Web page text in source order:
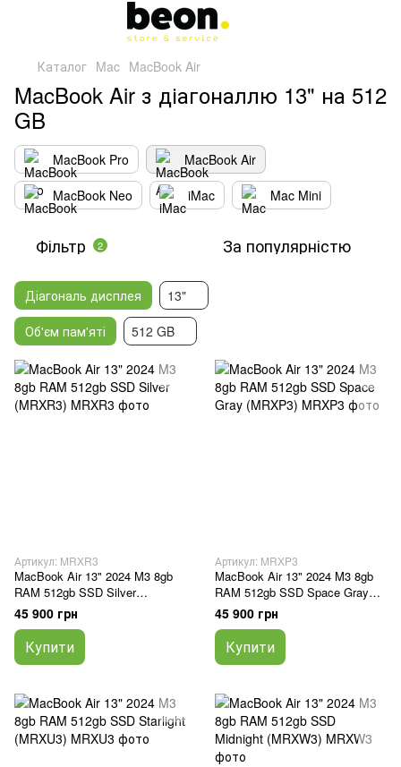
Каталог Mac MacBook Air
MacBook Air з діагоналлю 13" на 512
GB
MacBook Pro
MacBook Air
MacBook Neo
iMac Mac Mini
Фільтр 2 За популярністю
Діагональ дисплея
13"
Об'єм пам'яті
512 GB
Артикул: MRXR3
MacBook Air 13" 2024 M3 8gb
RAM 512gb SSD Silver
(MRXR3)
45 900 грн
Купити
Артикул: MRXP3
MacBook Air 13" 2024 M3 8gb
RAM 512gb SSD Space Gray
(MRXP3)
45 900 грн
Купити